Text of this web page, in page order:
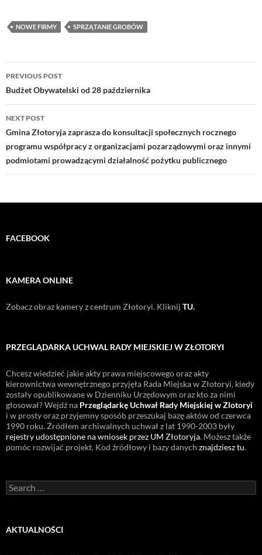
NOWE FIRMY SPRZĄTANIE GROBÓW
Post
navigation
PREVIOUS POST
Budżet Obywatelski od 28 października
NEXT POST
Gmina Złotoryja zaprasza do konsultacji społecznych rocznego
programu współpracy z organizacjami pozarządowymi oraz innymi
podmiotami prowadzącymi działalność pożytku publicznego
FACEBOOK
KAMERA ONLINE
Zobacz obraz kamery z centrum Złotoryi. Kliknij TU.
PRZEGLĄDARKA UCHWAL RADY MIEJSKIEJ W ZŁOTORYI
Chcesz wiedzieć jakie akty prawa miejscowego oraz akty
kierownictwa wewnętrznego przyjęła Rada Miejska w Złotoryi, kiedy
zostały opublikowane w Dzienniku Urzędowym oraz kto za nimi
głosował? Wejdź na Przeglądarkę Uchwał Rady Miejskiej w Zlotoryi
i w prosty oraz przyjemny sposób przeszukaj bazę aktów od czerwca
1990 roku. Źródłem archiwalnych uchwał z lat 1990-2003 były
rejestry udostępnione na wniosek przez UM Złotoryja. Możesz także
pomóc rozwijać projekt. Kod źródłowy i bazy danych znajdziesz tu.
Search
for:
AKTUALNOŚCI